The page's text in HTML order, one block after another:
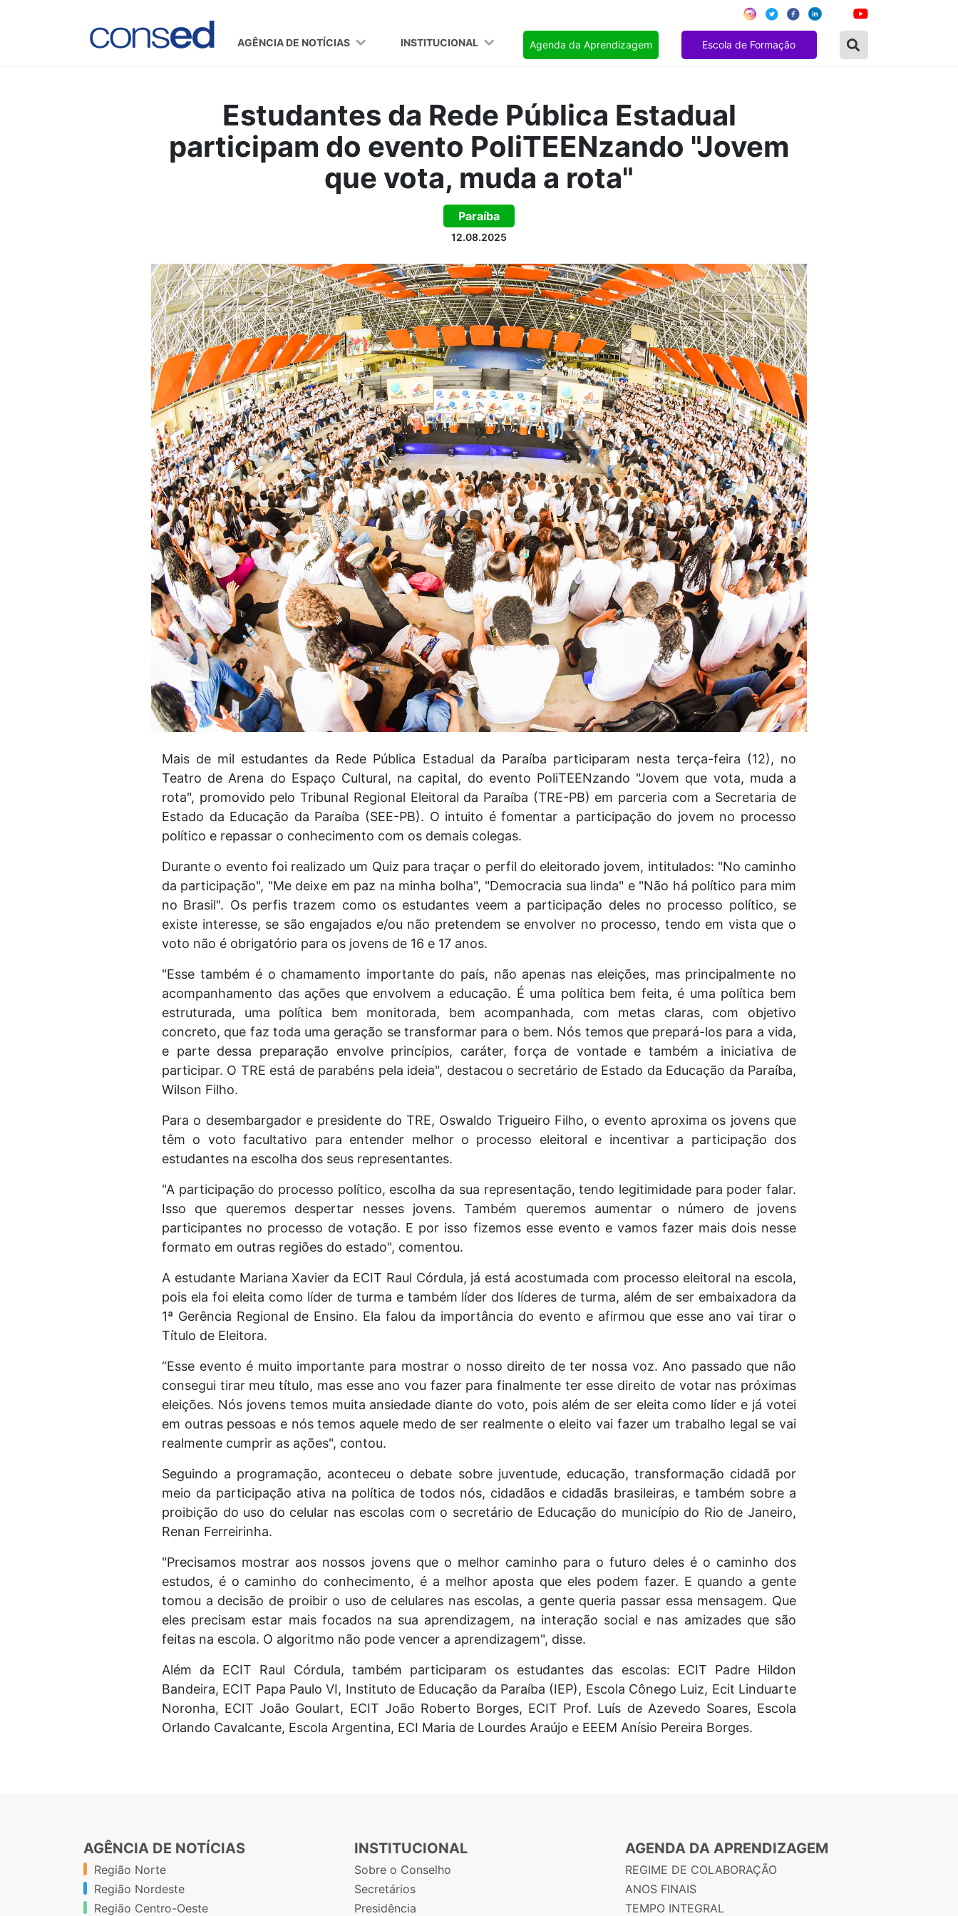
AGÊNCIA DE NOTÍCIAS INSTITUCIONAL Agenda da Aprendizagem Escola de Formação
Estudantes da Rede Pública Estadual
participam do evento PoliTEENzando "Jovem
que vota, muda a rota"
Paraíba
12.08.2025
Mais de mil estudantes da Rede Pública Estadual da Paraíba participaram nesta terça-feira (12), no
Teatro de Arena do Espaço Cultural, na capital, do evento PoliTEENzando "Jovem que vota, muda a
rota", promovido pelo Tribunal Regional Eleitoral da Paraíba (TRE-PB) em parceria com a Secretaria de
Estado da Educação da Paraíba (SEE-PB). O intuito é fomentar a participação do jovem no processo
político e repassar o conhecimento com os demais colegas.
Durante o evento foi realizado um Quiz para traçar o perfil do eleitorado jovem, intitulados: "No caminho
da participação", "Me deixe em paz na minha bolha", "Democracia sua linda" e "Não há político para mim
no Brasil". Os perfis trazem como os estudantes veem a participação deles no processo político, se
existe interesse, se são engajados e/ou não pretendem se envolver no processo, tendo em vista que o
voto não é obrigatório para os jovens de 16 e 17 anos.
"Esse também é o chamamento importante do país, não apenas nas eleições, mas principalmente no
acompanhamento das ações que envolvem a educação. É uma política bem feita, é uma política bem
estruturada, uma política bem monitorada, bem acompanhada, com metas claras, com objetivo
concreto, que faz toda uma geração se transformar para o bem. Nós temos que prepará-los para a vida,
e parte dessa preparação envolve princípios, caráter, força de vontade e também a iniciativa de
participar. O TRE está de parabéns pela ideia", destacou o secretário de Estado da Educação da Paraíba,
Wilson Filho.
Para o desembargador e presidente do TRE, Oswaldo Trigueiro Filho, o evento aproxima os jovens que
têm o voto facultativo para entender melhor o processo eleitoral e incentivar a participação dos
estudantes na escolha dos seus representantes.
"A participação do processo político, escolha da sua representação, tendo legitimidade para poder falar.
Isso que queremos despertar nesses jovens. Também queremos aumentar o número de jovens
participantes no processo de votação. E por isso fizemos esse evento e vamos fazer mais dois nesse
formato em outras regiões do estado", comentou.
A estudante Mariana Xavier da ECIT Raul Córdula, já está acostumada com processo eleitoral na escola,
pois ela foi eleita como líder de turma e também líder dos líderes de turma, além de ser embaixadora da
1ª Gerência Regional de Ensino. Ela falou da importância do evento e afirmou que esse ano vai tirar o
Título de Eleitora.
“Esse evento é muito importante para mostrar o nosso direito de ter nossa voz. Ano passado que não
consegui tirar meu título, mas esse ano vou fazer para finalmente ter esse direito de votar nas próximas
eleições. Nós jovens temos muita ansiedade diante do voto, pois além de ser eleita como líder e já votei
em outras pessoas e nós temos aquele medo de ser realmente o eleito vai fazer um trabalho legal se vai
realmente cumprir as ações", contou.
Seguindo a programação, aconteceu o debate sobre juventude, educação, transformação cidadã por
meio da participação ativa na política de todos nós, cidadãos e cidadãs brasileiras, e também sobre a
proibição do uso do celular nas escolas com o secretário de Educação do município do Rio de Janeiro,
Renan Ferreirinha.
"Precisamos mostrar aos nossos jovens que o melhor caminho para o futuro deles é o caminho dos
estudos, é o caminho do conhecimento, é a melhor aposta que eles podem fazer. E quando a gente
tomou a decisão de proibir o uso de celulares nas escolas, a gente queria passar essa mensagem. Que
eles precisam estar mais focados na sua aprendizagem, na interação social e nas amizades que são
feitas na escola. O algoritmo não pode vencer a aprendizagem", disse.
Além da ECIT Raul Córdula, também participaram os estudantes das escolas: ECIT Padre Hildon
Bandeira, ECIT Papa Paulo VI, Instituto de Educação da Paraíba (IEP), Escola Cônego Luiz, Ecit Linduarte
Noronha, ECIT João Goulart, ECIT João Roberto Borges, ECIT Prof. Luís de Azevedo Soares, Escola
Orlando Cavalcante, Escola Argentina, ECI Maria de Lourdes Araújo e EEEM Anísio Pereira Borges.
AGÊNCIA DE NOTÍCIAS
Região Norte
Região Nordeste
Região Centro-Oeste
INSTITUCIONAL
Sobre o Conselho
Secretários
Presidência
AGENDA DA APRENDIZAGEM
REGIME DE COLABORAÇÃO
ANOS FINAIS
TEMPO INTEGRAL